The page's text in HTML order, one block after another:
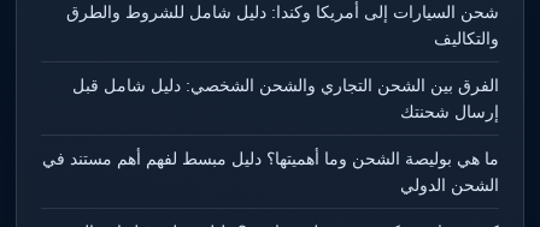
شحن السيارات إلى أمريكا وكندا: دليل شامل للشروط والطرق
والتكاليف
الفرق بين الشحن التجاري والشحن الشخصي: دليل شامل قبل
إرسال شحنتك
ما هي بوليصة الشحن وما أهميتها؟ دليل مبسط لفهم أهم مستند في
الشحن الدولي